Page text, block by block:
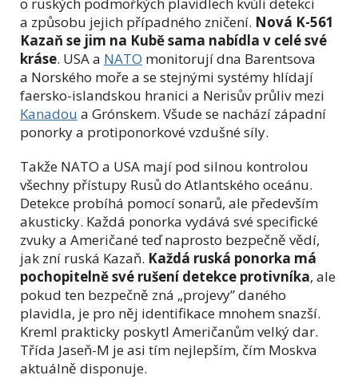
o ruských podmořkých plavidlech kvůli detekci
a způsobu jejich případného zničení. Nová K-561
Kazaň se jim na Kubě sama nabídla v celé své
kráse. USA a NATO monitorují dna Barentsova
a Norského moře a se stejnými systémy hlídají
faersko-islandskou hranici a Nerisův průliv mezi
Kanadou a Grónskem. Všude se nachází západní
ponorky a protiponorkové vzdušné síly.
Takže NATO a USA mají pod silnou kontrolou
všechny přístupy Rusů do Atlantského oceánu.
Detekce probíhá pomocí sonarů, ale především
akusticky. Každá ponorka vydává své specifické
zvuky a Američané teď naprosto bezpečně vědí,
jak zní ruská Kazaň. Každá ruská ponorka má
pochopitelně své rušení detekce protivníka, ale
pokud ten bezpečně zná „projevy” daného
plavidla, je pro něj identifikace mnohem snazší.
Kreml prakticky poskytl Američanům velký dar.
Třída Jaseň-M je asi tím nejlepším, čím Moskva
aktuálně disponuje.